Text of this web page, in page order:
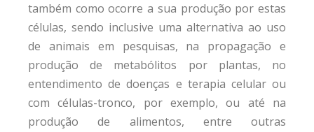
também como ocorre a sua produção por estas
células, sendo inclusive uma alternativa ao uso
de animais em pesquisas, na propagação e
produção de metabólitos por plantas, no
entendimento de doenças e terapia celular ou
com células-tronco, por exemplo, ou até na
produção de alimentos, entre outras